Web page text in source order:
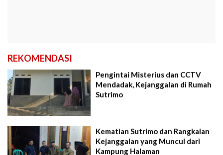
REKOMENDASI
Pengintai Misterius dan CCTV
Mendadak, Kejanggalan di Rumah
Sutrimo
Kematian Sutrimo dan Rangkaian
Kejanggalan yang Muncul dari
Kampung Halaman